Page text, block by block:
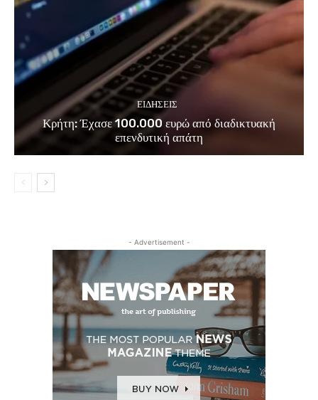
ΕΙΔΗΣΕΙΣ
Κρήτη: Έχασε 100.000 ευρώ από διαδικτυακή
επενδυτική απάτη
- Advertisement -